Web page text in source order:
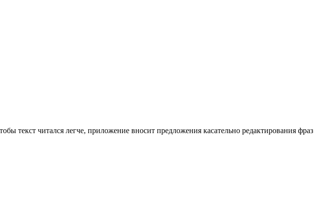
текст читался легче, приложение вносит предложения касательно редактирования фраз